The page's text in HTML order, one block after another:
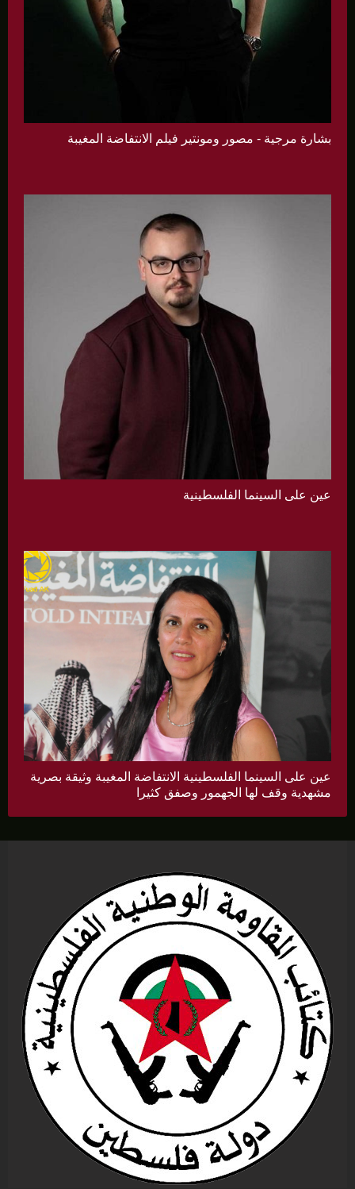
بشارة مرجية - مصور ومونتير فيلم الانتفاضة المغيبة
عين على السينما الفلسطينية
عين على السينما الفلسطينية الانتفاضة المغيبة وثيقة بصرية
مشهدية وقف لها الجهمور وصفق كثيرا